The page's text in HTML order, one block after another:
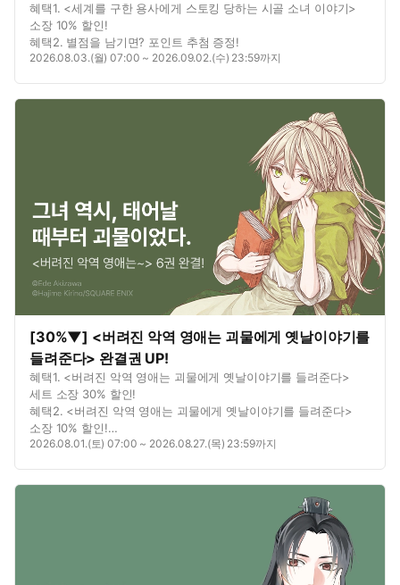
혜택1. <세계를 구한 용사에게 스토킹 당하는 시골 소녀 이야기>
소장 10% 할인!
혜택2. 별점을 남기면? 포인트 추첨 증정!
2026.08.03.(월) 07:00 ~ 2026.09.02.(수) 23:59까지
[30%▼] <버려진 악역 영애는 괴물에게 옛날이야기를
들려준다> 완결권 UP!
혜택1. <버려진 악역 영애는 괴물에게 옛날이야기를 들려준다>
세트 소장 30% 할인!
혜택2. <버려진 악역 영애는 괴물에게 옛날이야기를 들려준다>
소장 10% 할인!
혜택3. <버려진 악역 영애는 괴물에게 옛날이야기를 들려준다>
2026.08.01.(토) 07:00 ~ 2026.08.27.(목) 23:59까지